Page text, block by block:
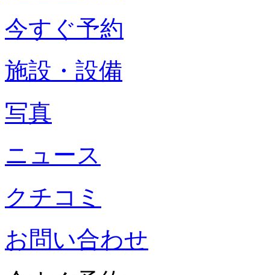
今すぐ予約
施設・設備
写真
ニュース
クチコミ
お問い合わせ